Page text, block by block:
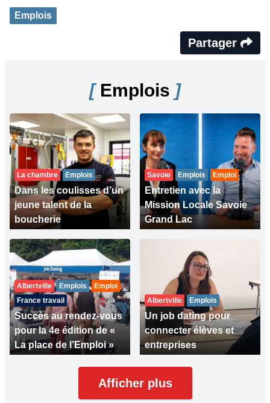
Emplois
Partager
[Emplois ]
La chambre Emplois
Dans les coulisses d’un
jeune talent de la
boucherie
Savoie Emplois Emploi
Entretien avec la
Mission Locale Savoie
Grand Lac
Albertville Emplois
Emploi
France travail
Succès au rendez-vous
pour la 4e édition de «
La place de l’Emploi »
Albertville Emplois
Un job dating pour
connecter élèves et
entreprises
Afficher plus